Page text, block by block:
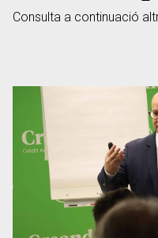
Consulta a continuació